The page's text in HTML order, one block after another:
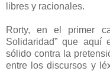
libres y racionales.
Rorty, en el primer
Solidaridad” que aquí
sólido contra la
entre los discursos y